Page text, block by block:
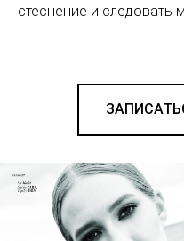
стеснение и следовать